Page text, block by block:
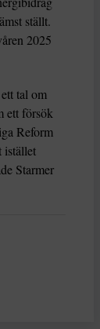
ställt.
2025
tal om
ett försök
Reform
istället
Starmer